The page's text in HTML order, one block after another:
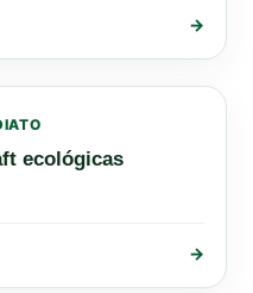
→
ecológicas
→